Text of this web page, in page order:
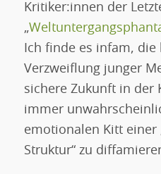
Kritiker:innen der
„
Ich finde es infam,
Verzweiflung junger
sichere Zukunft in der
immer
emotionalen Kitt einer
Struktur“ zu